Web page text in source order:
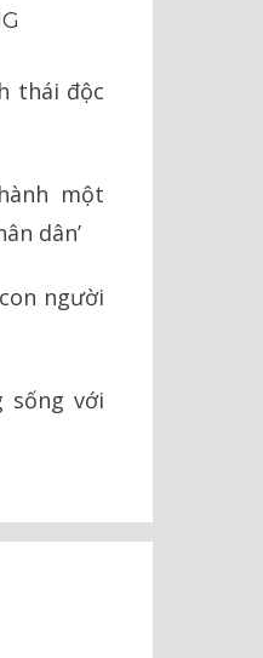
thái độc
một
dân’
người
sống với